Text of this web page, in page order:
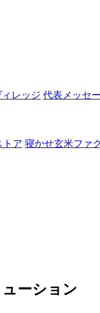
レッジ 代表メッセ
トア 寝かせ玄米ファ
ーション